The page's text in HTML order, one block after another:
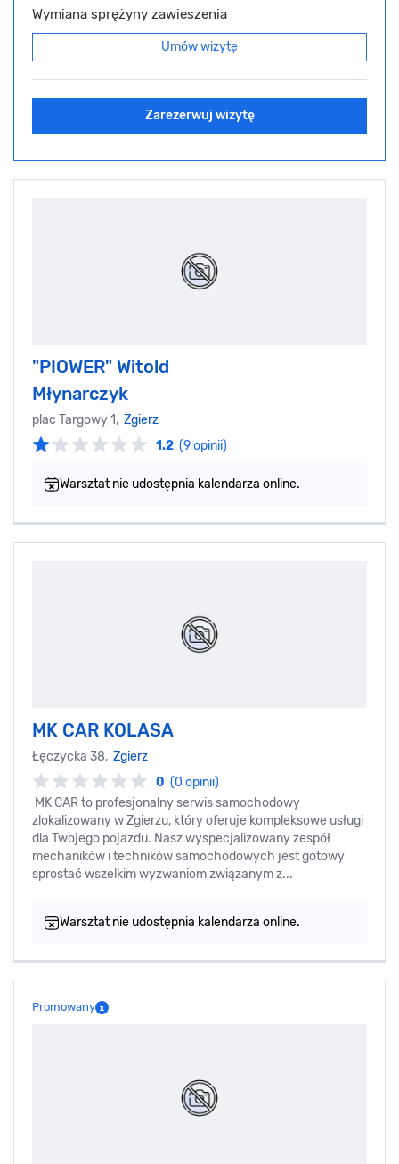
Wymiana sprężyny zawieszenia
Umów wizytę
Zarezerwuj wizytę
"PIOWER" Witold
Młynarczyk
plac Targowy 1, Zgierz
1.2 (9 opinii)
Warsztat nie udostępnia kalendarza online.
MK CAR KOLASA
Łęczycka 38, Zgierz
0 (0 opinii)
MK CAR to profesjonalny serwis samochodowy
zlokalizowany w Zgierzu, który oferuje kompleksowe usługi
dla Twojego pojazdu. Nasz wyspecjalizowany zespół
mechaników i techników samochodowych jest gotowy
sprostać wszelkim wyzwaniom związanym z...
Warsztat nie udostępnia kalendarza online.
Promowany